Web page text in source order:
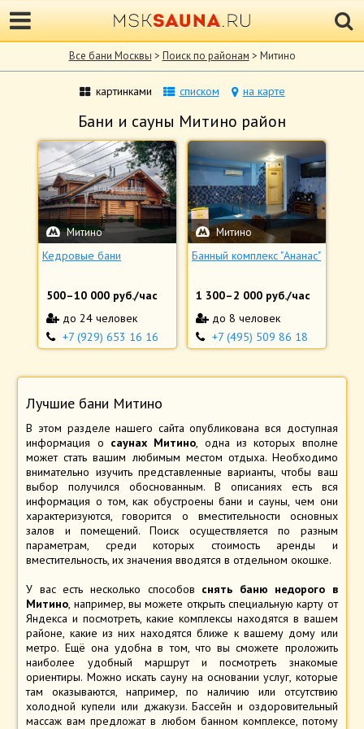
Все бани Москвы > Поиск по районам > Митино
картинками списком на карте
Бани и сауны Митино район
Митино
Кедровые бани
500–10 000 руб./час
до 24 человек
+7 (929) 653 16 16
Митино
Банный комплекс "Ананас"
1 300–2 000 руб./час
до 8 человек
+7 (495) 509 86 18
Лучшие бани Митино
В этом разделе нашего сайта опубликована вся доступная
информация о саунах Митино, одна из которых вполне
может стать вашим любимым местом отдыха. Необходимо
внимательно изучить представленные варианты, чтобы ваш
выбор получился обоснованным. В описаниях есть вся
информация о том, как обустроены бани и сауны, чем они
характеризуются, говорится о вместительности основных
залов и помещений. Поиск осуществляется по разным
параметрам, среди которых стоимость аренды и
вместительность, их значения вводятся в отдельном окошке.
У вас есть несколько способов снять баню недорого в
Митино, например, вы можете открыть специальную карту от
Яндекса и посмотреть, какие комплексы находятся в вашем
районе, какие из них находятся ближе к вашему дому или
метро. Ещё она удобна в том, что вы сможете проложить
наиболее удобный маршрут и посмотреть знакомые
ориентиры. Можно искать сауну на основании услуг, которые
там оказываются, например, по наличию или отсутствию
холодной купели или джакузи. Бассейн и оздоровительный
массаж вам предложат в любом банном комплексе, потому